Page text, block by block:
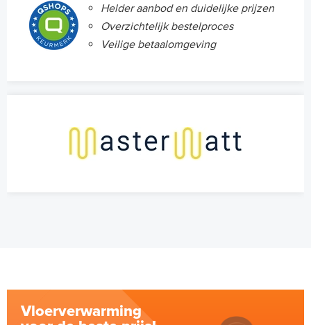
Helder aanbod en duidelijke prijzen
Overzichtelijk bestelproces
Veilige betaalomgeving
Vloerverwarming